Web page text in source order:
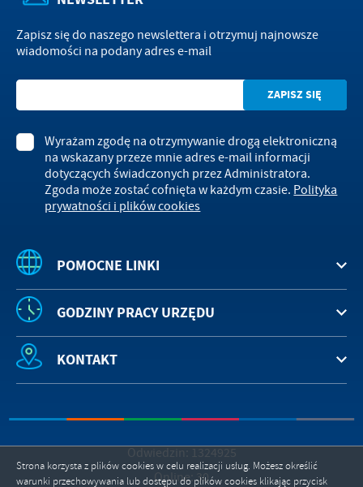
POMOCNE LINKI
Zapisz się do naszego newslettera i otrzymuj najnowsze
wiadomości na podany adres e-mail
Wyrażam zgodę na otrzymywanie drogą elektroniczną
na wskazany przeze mnie adres e-mail informacji
dotyczących świadczonych przez Administratora.
Zgoda może zostać cofnięta w każdym czasie. Polityka
prywatności i plików cookies
GODZINY PRACY URZĘDU
KONTAKT
Odwiedzin: 1324925
Online: 30
Strona korzysta z plików cookies w celu realizacji usług. Możesz określić
warunki przechowywania lub dostępu do plików cookies klikając przycisk